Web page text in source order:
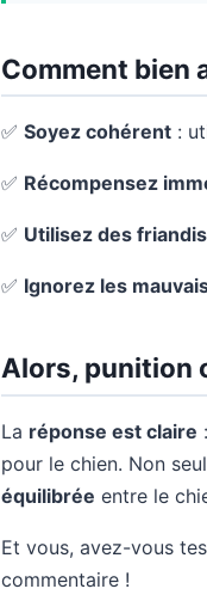
Comment bien
✅ Soyez cohérent :
✅ Récompensez
✅ Utilisez des
✅ Ignorez les
Alors, punition
La réponse est claire
pour le chien. Non
équilibrée entre le
Et vous, avez-vous
commentaire !